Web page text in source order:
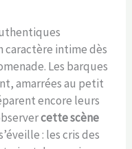
caractère intime dès
Les barques
amarrées au petit
encore leurs
cette scène
: les cris des